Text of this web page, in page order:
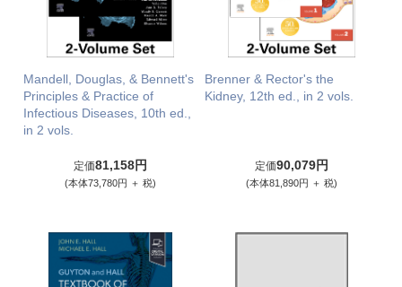
Mandell, Douglas, & Bennett's
Principles & Practice of
Infectious Diseases, 10th ed.,
in 2 vols.
定価81,158円
(本体73,780円 ＋ 税)
Brenner & Rector's the
Kidney, 12th ed., in 2 vols.
定価90,079円
(本体81,890円 ＋ 税)